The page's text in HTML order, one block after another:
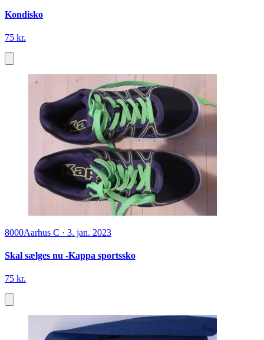
Kondisko
75 kr.
8000Aarhus C · 3. jan. 2023
Skal sælges nu -Kappa sportssko
75 kr.